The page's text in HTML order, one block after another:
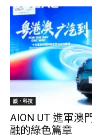
談．科技
AION UT 進軍澳
融的綠色篇章